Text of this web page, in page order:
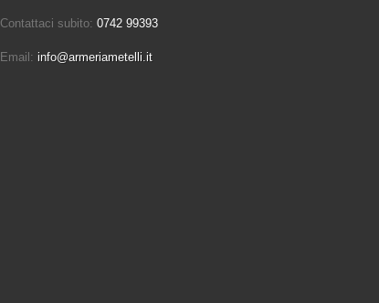
Contattaci subito: 0742 99393
Email: info@armeriametelli.it